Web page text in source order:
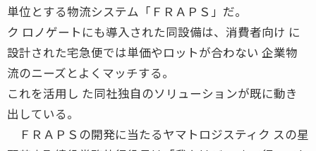
単位とする物流システム「ＦＲＡＰＳ」だ。
ク ロノゲートにも導入された同設備は、消費者向け に
設計された宅急便では単価やロットが合わない 企業物
流のニーズとよくマッチする。
これを活用し た同社独自のソリューションが既に動き
出している。
ＦＲＡＰＳの開発に当たるヤマトロジスティク スの星